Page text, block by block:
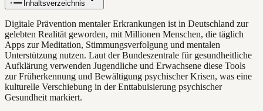
Inhaltsverzeichnis
Digitale Prävention mentaler Erkrankungen ist in Deutschland zur
gelebten Realität geworden, mit Millionen Menschen, die täglich
Apps zur Meditation, Stimmungsverfolgung und mentalen
Unterstützung nutzen. Laut der Bundeszentrale für gesundheitliche
Aufklärung verwenden Jugendliche und Erwachsene diese Tools
zur Früherkennung und Bewältigung psychischer Krisen, was eine
kulturelle Verschiebung in der Enttabuisierung psychischer
Gesundheit markiert.